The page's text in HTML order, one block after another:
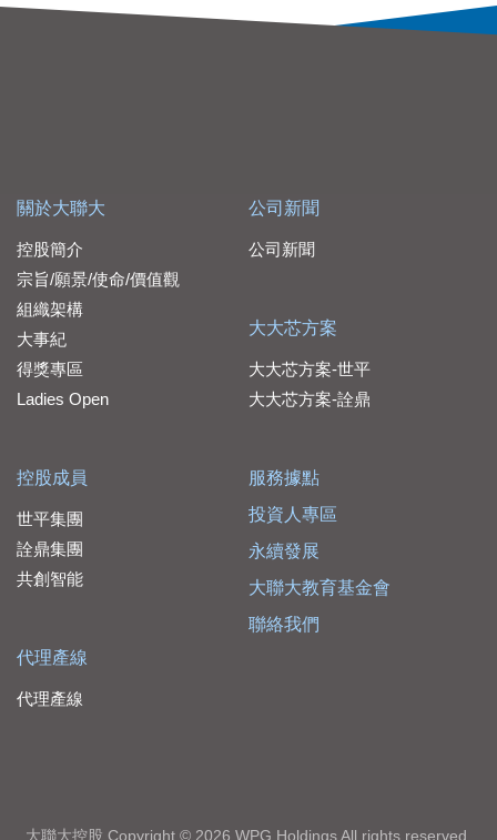
關於大聯大
控股簡介
宗旨/願景/使命/價值觀
組織架構
大事紀
得獎專區
Ladies Open
控股成員
世平集團
詮鼎集團
共創智能
代理產線
代理產線
公司新聞
公司新聞
大大芯方案
大大芯方案-世平
大大芯方案-詮鼎
服務據點
投資人專區
永續發展
大聯大教育基金會
聯絡我們
大聯大控股 Copyright © 2026 WPG Holdings All rights reserved.